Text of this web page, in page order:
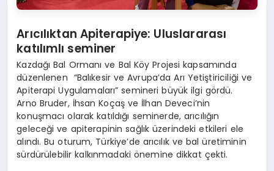
Arıcılıktan Apiterapiye: Uluslararası
katılımlı seminer
Kazdağı Bal Ormanı ve Bal Köy Projesi kapsamında
düzenlenen “Balıkesir ve Avrupa’da Arı Yetiştiriciliği ve
Apiterapi Uygulamaları” semineri büyük ilgi gördü.
Arno Bruder, İhsan Koçaş ve İlhan Deveci’nin
konuşmacı olarak katıldığı seminerde, arıcılığın
geleceği ve apiterapinin sağlık üzerindeki etkileri ele
alındı. Bu oturum, Türkiye’de arıcılık ve bal üretiminin
sürdürülebilir kalkınmadaki önemine dikkat çekti.